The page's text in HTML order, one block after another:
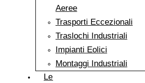
Aeree
Trasporti Eccezionali
Traslochi Industriali
Impianti Eolici
Montaggi Industriali
Le